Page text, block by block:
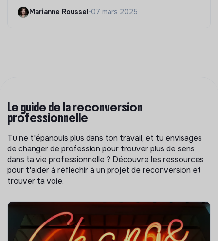
Marianne Roussel •07 mars 2025
Le guide de la reconversion
professionnelle
Tu ne t'épanouis plus dans ton travail, et tu envisages
de changer de profession pour trouver plus de sens
dans ta vie professionnelle ? Découvre les ressources
pour t'aider à réflechir à un projet de reconversion et
trouver ta voie.